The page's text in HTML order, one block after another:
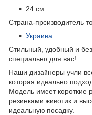
24 см
Страна-производитель
Украина
Стильный, удобный и
специально для вас!
Наши дизайнеры учли
которая идеально
Модель имеет короткие
резинками животик и
идеальную посадку.